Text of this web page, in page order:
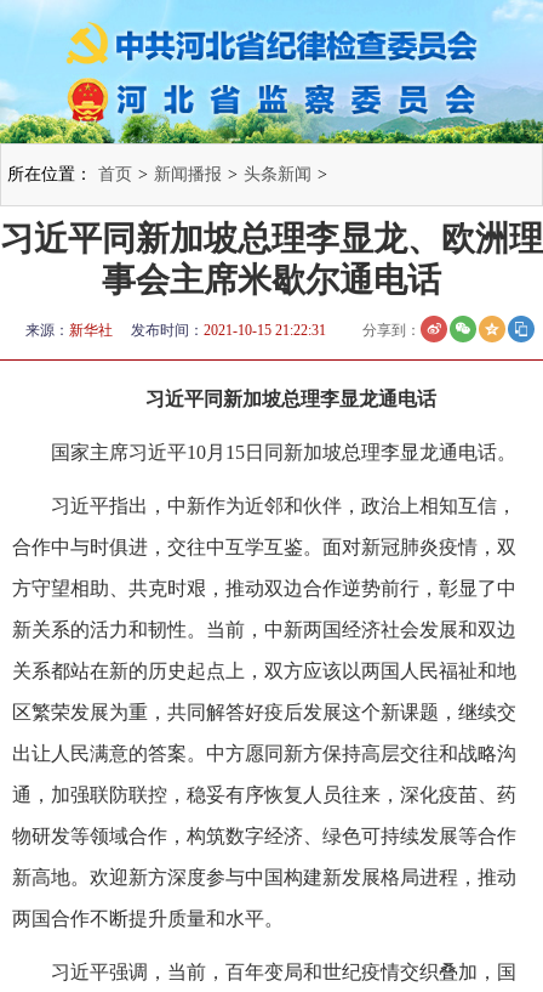
所在位置： 首页 > 新闻播报 > 头条新闻 >
习近平同新加坡总理李显龙、欧洲理
事会主席米歇尔通电话
来源： 新华社 发布时间： 2021-10-15 21:22:31 分享到：
习近平同新加坡总理李显龙通电话
国家主席习近平10月15日同新加坡总理李显龙通电话。
习近平指出，中新作为近邻和伙伴，政治上相知互信，
合作中与时俱进，交往中互学互鉴。面对新冠肺炎疫情，双
方守望相助、共克时艰，推动双边合作逆势前行，彰显了中
新关系的活力和韧性。当前，中新两国经济社会发展和双边
关系都站在新的历史起点上，双方应该以两国人民福祉和地
区繁荣发展为重，共同解答好疫后发展这个新课题，继续交
出让人民满意的答案。中方愿同新方保持高层交往和战略沟
通，加强联防联控，稳妥有序恢复人员往来，深化疫苗、药
物研发等领域合作，构筑数字经济、绿色可持续发展等合作
新高地。欢迎新方深度参与中国构建新发展格局进程，推动
两国合作不断提升质量和水平。
习近平强调，当前，百年变局和世纪疫情交织叠加，国